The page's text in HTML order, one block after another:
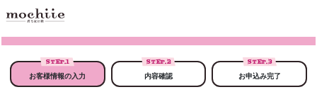
STEP.1
お客様情報の入力
STEP.2
内容確認
STEP.3
お申込み完了